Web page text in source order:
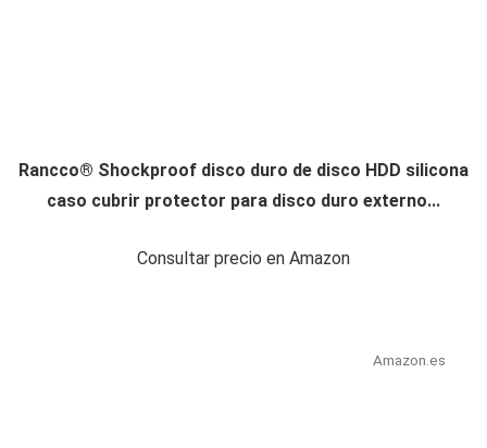
Rancco® Shockproof disco duro de disco HDD silicona
caso cubrir protector para disco duro externo...
Consultar precio en Amazon
Amazon.es